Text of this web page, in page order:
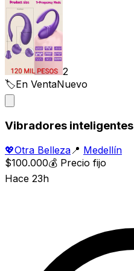
2
🏷️En VentaNuevo
Vibradores inteligentes
💖Otra Belleza 📍 Medellín
$100.000💰 Precio fijo
Hace 23h